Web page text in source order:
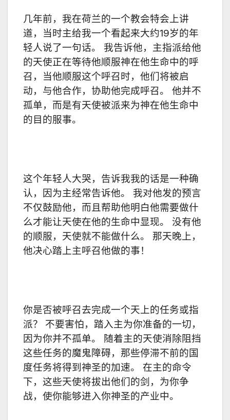
几年前，我在荷兰的一个教会特会上讲
道，当时主给我一个看起来大约19岁的年
轻人说了一句话。 我告诉他，主指派给他
的天使正在等待他顺服神在他生命中的呼
召，当他顺服这个呼召时，他们将被启
动，与他合作，协助他完成呼召。 他并不
孤单，而是有天使被派来为神在他生命中
的目的服事。
这个年轻人大哭，告诉我我的话是一种确
认，因为主经常告诉他。 我对他发的预言
不仅鼓励他，而且帮助他明白他需要做什
么才能让天使在他的生命中显现。 没有他
的顺服，天使就不能做什么。 那天晚上，
他决心踏上主呼召他做的事！
你是否被呼召去完成一个天上的任务或指
派？ 不要害怕，踏入主为你准备的一切，
因为你并不孤单。 随着主的天使消除阻挡
这些任务的魔鬼障碍，那些停滞不前的国
度任务将得到神圣的加速。 在主的命令
下，这些天使将拔出他们的剑，为你争
战，使你能够进入你神圣的产业中。